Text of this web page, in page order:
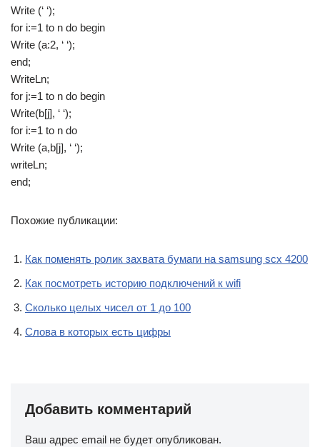
Write (‘ ‘);
for i:=1 to n do begin
Write (a:2, ‘ ‘);
end;
WriteLn;
for j:=1 to n do begin
Write(b[j], ‘ ‘);
for i:=1 to n do
Write (a,b[j], ‘ ‘);
writeLn;
end;
Похожие публикации:
Как поменять ролик захвата бумаги на samsung scx 4200
Как посмотреть историю подключений к wifi
Сколько целых чисел от 1 до 100
Слова в которых есть цифры
Добавить комментарий
Ваш адрес email не будет опубликован.